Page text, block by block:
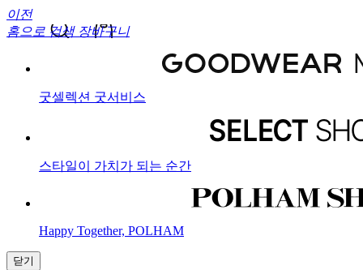
이전
홈으로 검색 장바구니
굿셀렉션 굿서비스
스타일이 가치가 되는 순간
Happy Together, POLHAM
닫기